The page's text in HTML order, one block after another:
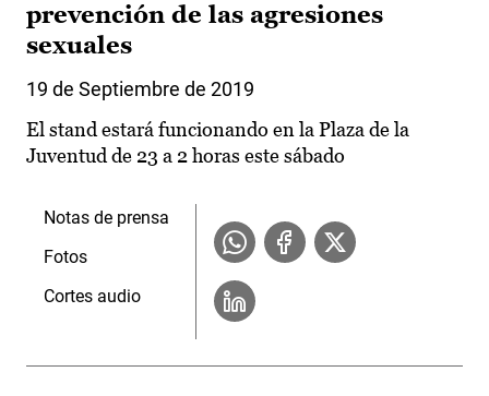
prevención de las agresiones
sexuales
19 de Septiembre de 2019
El stand estará funcionando en la Plaza de la
Juventud de 23 a 2 horas este sábado
Notas de prensa
Fotos
Cortes audio